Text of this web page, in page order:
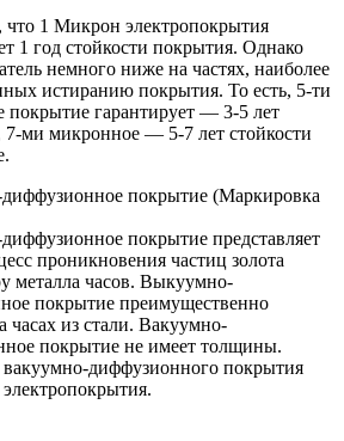
что 1 Микрон электропокрытия
1 год стойкости покрытия. Однако
немного ниже на частях, наиболее
истиранию покрытия. То есть, 5-ти
покрытие гарантирует — 3-5 лет
7-ми микронное — 5-7 лет стойкости
покрытие (Маркировка
покрытие представляет
проникновения частиц золота
металла часов. Выкуумно-
покрытие преимущественно
часах из стали. Вакуумно-
покрытие не имеет толщины.
вакуумно-диффузионного покрытия